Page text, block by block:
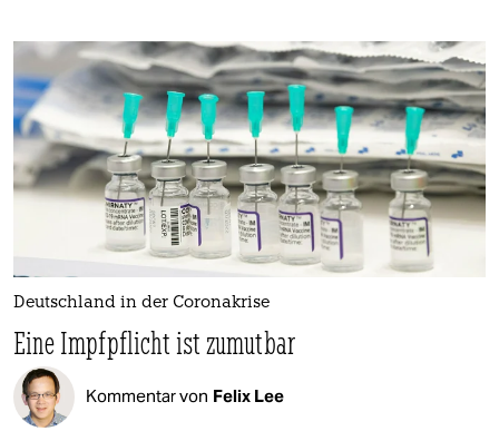
Deutschland in der Coronakrise
Eine Impfpflicht ist zumutbar
Kommentar von Felix Lee